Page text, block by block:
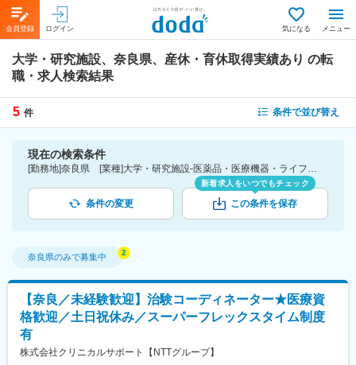
会員登録 ログイン 気になる メニュー
大学・研究施設、奈良県、産休・育休取得実績あり の転
職・求人検索結果
5 件 条件で並び替え
現在の検索条件
[勤務地]奈良県 [業種]大学・研究施設-医薬品・医療機器・ライフサイエンス・医療系サービス [詳細条件](休日・働き方)産休・育休取得実績あり
条件の変更
新着求人をいつでもチェック
この条件を保存
奈良県のみで募集中
【奈良／未経験歓迎】治験コーディネーター★医療資
格歓迎／土日祝休み／スーパーフレックスタイム制度
有
株式会社クリニカルサポート【NTTグループ】